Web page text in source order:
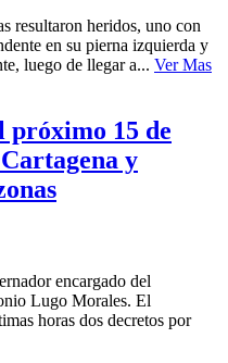
heridos, uno con
en su pierna izquierda y
luego de llegar a... Ver Mas
próximo 15 de
y
encargado del
Lugo Morales. El
horas dos decretos por